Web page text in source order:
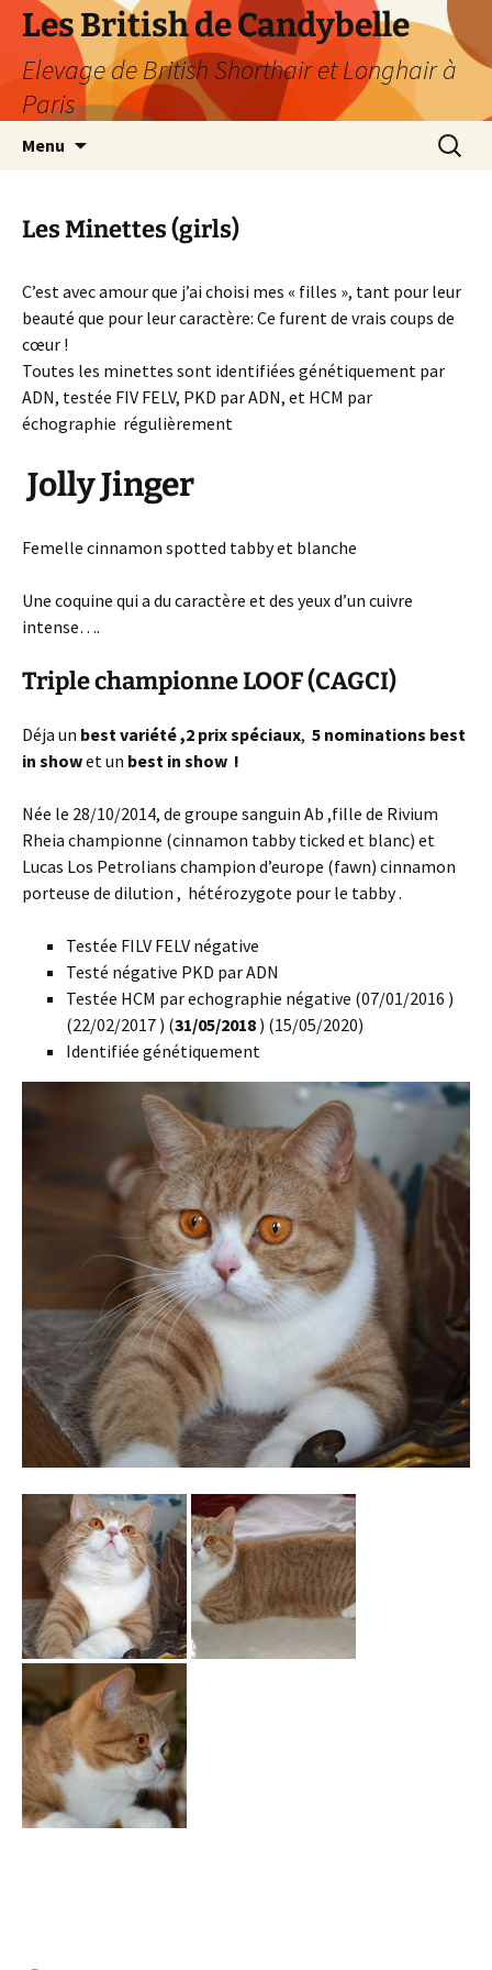
Les British de Candybelle
Elevage de British Shorthair et Longhair à
Paris
Menu
Les Minettes (girls)
C’est avec amour que j’ai choisi mes « filles », tant pour leur
beauté que pour leur caractère: Ce furent de vrais coups de
cœur !
Toutes les minettes sont identifiées génétiquement par
ADN, testée FIV FELV, PKD par ADN, et HCM par
échographie régulièrement
Jolly Jinger
Femelle cinnamon spotted tabby et blanche
Une coquine qui a du caractère et des yeux d’un cuivre
intense….
Triple championne LOOF (CAGCI)
Déja un best variété ,2 prix spéciaux, 5 nominations best
in showet un best in show !
Née le 28/10/2014, de groupe sanguin Ab ,fille de Rivium
Rheia championne (cinnamon tabby ticked et blanc) et
Lucas Los Petrolians champion d’europe (fawn) cinnamon
porteuse de dilution , hétérozygote pour le tabby .
Testée FILV FELV négative
Testé négative PKD par ADN
Testée HCM par echographie négative (07/01/2016 )
(22/02/2017 ) (31/05/2018 ) (15/05/2020)
Identifiée génétiquement